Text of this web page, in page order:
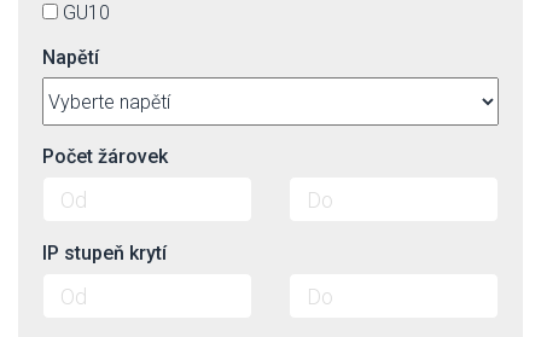
GU10
Napětí
Počet žárovek
IP stupeň krytí